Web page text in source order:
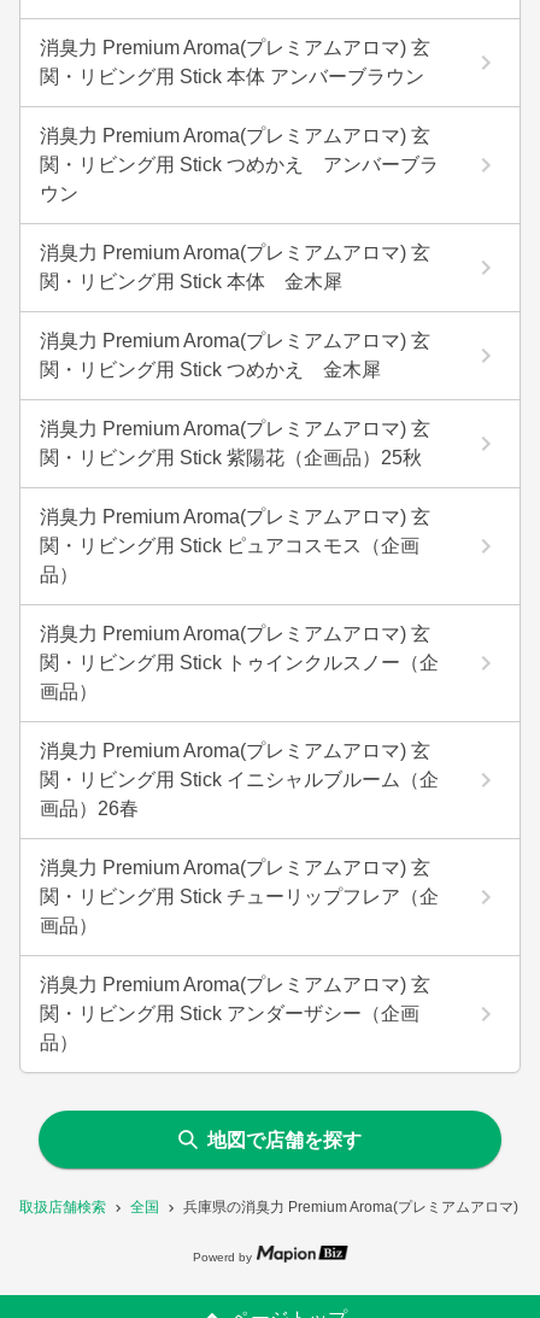
取扱店舗検索 全国 兵庫県の消臭力 Premium Aroma(プレミアムアロマ)
消臭力 Premium Aroma(プレミアムアロマ) 玄
関・リビング用 Stick 本体 アンバーブラウン
消臭力 Premium Aroma(プレミアムアロマ) 玄
関・リビング用 Stick つめかえ アンバーブラ
ウン
消臭力 Premium Aroma(プレミアムアロマ) 玄
関・リビング用 Stick 本体 金木犀
消臭力 Premium Aroma(プレミアムアロマ) 玄
関・リビング用 Stick つめかえ 金木犀
消臭力 Premium Aroma(プレミアムアロマ) 玄
関・リビング用 Stick 紫陽花（企画品）25秋
消臭力 Premium Aroma(プレミアムアロマ) 玄
関・リビング用 Stick ピュアコスモス（企画
品）
消臭力 Premium Aroma(プレミアムアロマ) 玄
関・リビング用 Stick トゥインクルスノー（企
画品）
消臭力 Premium Aroma(プレミアムアロマ) 玄
関・リビング用 Stick イニシャルブルーム（企
画品）26春
消臭力 Premium Aroma(プレミアムアロマ) 玄
関・リビング用 Stick チューリップフレア（企
画品）
消臭力 Premium Aroma(プレミアムアロマ) 玄
関・リビング用 Stick アンダーザシー（企画
品）
地図で店舗を探す
Powerd by